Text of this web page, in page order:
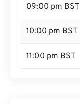
09:00 pm BST
10:00 pm BST
11:00 pm BST